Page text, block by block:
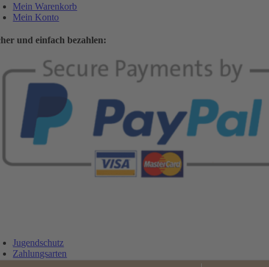
Mein Warenkorb
Mein Konto
und einfach bezahlen:
Jugendschutz
Zahlungsarten